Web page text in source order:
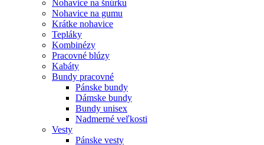
Nohavice na šnúrku
Nohavice na gumu
Krátke nohavice
Tepláky
Kombinézy
Pracovné blúzy
Kabáty
Bundy pracovné
Pánske bundy
Dámske bundy
Bundy unisex
Nadmerné veľkosti
Vesty
Pánske vesty